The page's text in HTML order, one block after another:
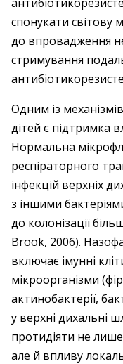
спонукати світову
до впровадження
стримування
Одним із
дітей є підтримка
Нормальна
респіраторного
інфекцій верхніх
з іншими
до колонізації
Brook, 2006).
включає імунні
мікроорганізми
актинобактерії,
у верхні дихальні
протидіяти не
але й впливу